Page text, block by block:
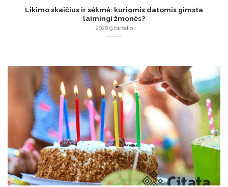
Likimo skaičius ir sėkmė: kuriomis datomis gimsta
laimingi žmonės?
2026 9 birželio